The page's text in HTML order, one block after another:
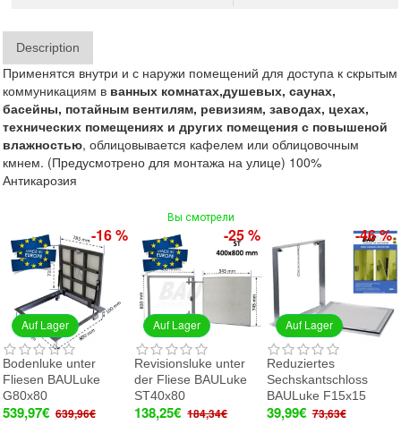
Description
Применятся внутри и с наружи помещений для доступа к скрытым
коммуникациям в ванных комнатах,душевых, саунах,
басейны, потайным вентилям, ревизиям, заводах, цехах,
технических помещениях и других помещения с повышеной
влажностью, облицовывается кафелем или облицовочным
кмнем. (Предусмотрено для монтажа на улице) 100%
Антикарозия
Вы смотрели
Auf Lager
-16 %
Bodenluke unter
Fliesen BAULuke
G80x80
539,97€ 639,96€
Auf Lager
-25 %
Revisionsluke unter
der Fliese BAULuke
ST40x80
138,25€ 184,34€
Auf Lager
-46 %
Reduziertes
Sechskantschloss
BAULuke F15x15
39,99€ 73,63€